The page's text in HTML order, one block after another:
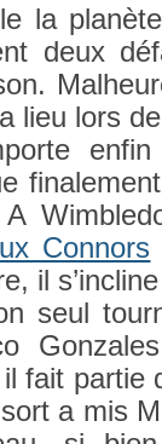
la
deux
lieu lors
Con­nors
il
seul
fait
a mis